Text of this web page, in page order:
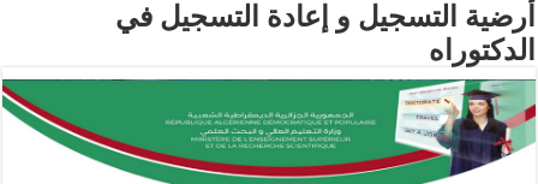
أرضية التسجيل و إعادة التسجيل في
الدكتوراه